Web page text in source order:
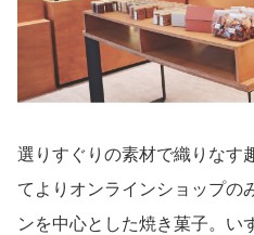
選りすぐりの素材で織りなす
てよりオンラインショップの
ンを中心とした焼き菓子。い